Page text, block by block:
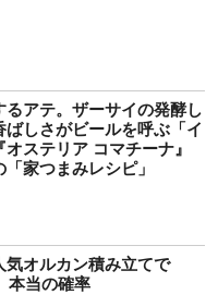
るアテ。ザーサイの発酵し
ばしさがビールを呼ぶ「イ
ステリア コマチーナ』
家つまみレシピ」
オルカン積み立てで
本当の確率